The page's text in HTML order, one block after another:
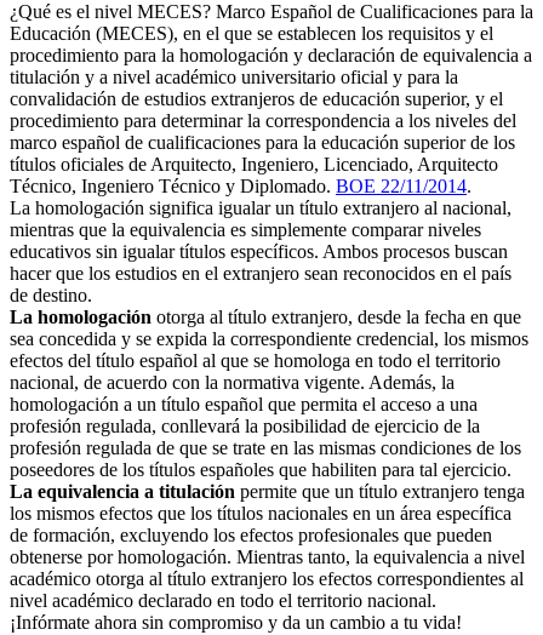
¿Qué es el nivel MECES? Marco Español de Cualificaciones para la
Educación (MECES), en el que se establecen los requisitos y el
procedimiento para la homologación y declaración de equivalencia a
titulación y a nivel académico universitario oficial y para la
convalidación de estudios extranjeros de educación superior, y el
procedimiento para determinar la correspondencia a los niveles del
marco español de cualificaciones para la educación superior de los
títulos oficiales de Arquitecto, Ingeniero, Licenciado, Arquitecto
Técnico, Ingeniero Técnico y Diplomado. BOE 22/11/2014.
La homologación significa igualar un título extranjero al nacional,
mientras que la equivalencia es simplemente comparar niveles
educativos sin igualar títulos específicos. Ambos procesos buscan
hacer que los estudios en el extranjero sean reconocidos en el país
de destino.
La homologación otorga al título extranjero, desde la fecha en que
sea concedida y se expida la correspondiente credencial, los mismos
efectos del título español al que se homologa en todo el territorio
nacional, de acuerdo con la normativa vigente. Además, la
homologación a un título español que permita el acceso a una
profesión regulada, conllevará la posibilidad de ejercicio de la
profesión regulada de que se trate en las mismas condiciones de los
poseedores de los títulos españoles que habiliten para tal ejercicio.
La equivalencia a titulación permite que un título extranjero tenga
los mismos efectos que los títulos nacionales en un área específica
de formación, excluyendo los efectos profesionales que pueden
obtenerse por homologación. Mientras tanto, la equivalencia a nivel
académico otorga al título extranjero los efectos correspondientes al
nivel académico declarado en todo el territorio nacional.
¡Infórmate ahora sin compromiso y da un cambio a tu vida!